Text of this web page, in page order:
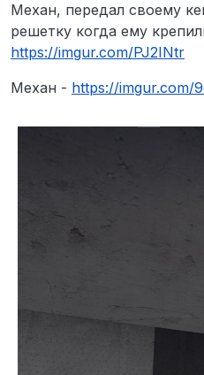
Механ, передал своему
решетку когда ему
https://imgur.com/PJ2INtr
Механ - https://imgur.com/